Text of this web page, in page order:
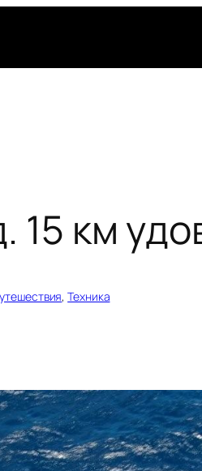
15 км
, Техника